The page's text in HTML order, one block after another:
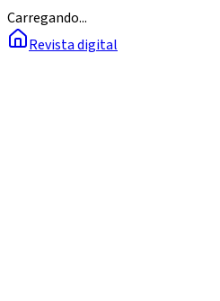
Carregando...
Revista digital